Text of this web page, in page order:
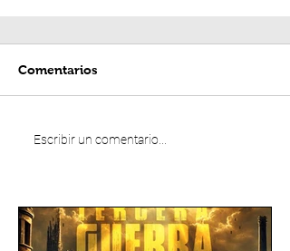
Comentarios
Escribir un comentario...